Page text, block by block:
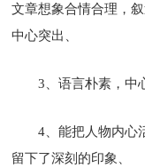
文章想象合情合理，
中心突出、
3、语言朴素，中
4、能把人物内心
留下了深刻的印象、